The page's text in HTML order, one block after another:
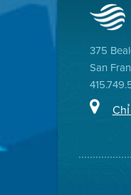
375
San